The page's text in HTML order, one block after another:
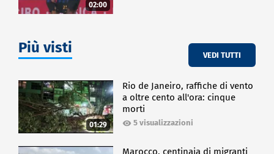
02:00
Più visti VEDI TUTTI
01:29
Rio de Janeiro, raffiche di vento
a oltre cento all'ora: cinque
morti
5 visualizzazioni
Marocco, centinaia di migranti